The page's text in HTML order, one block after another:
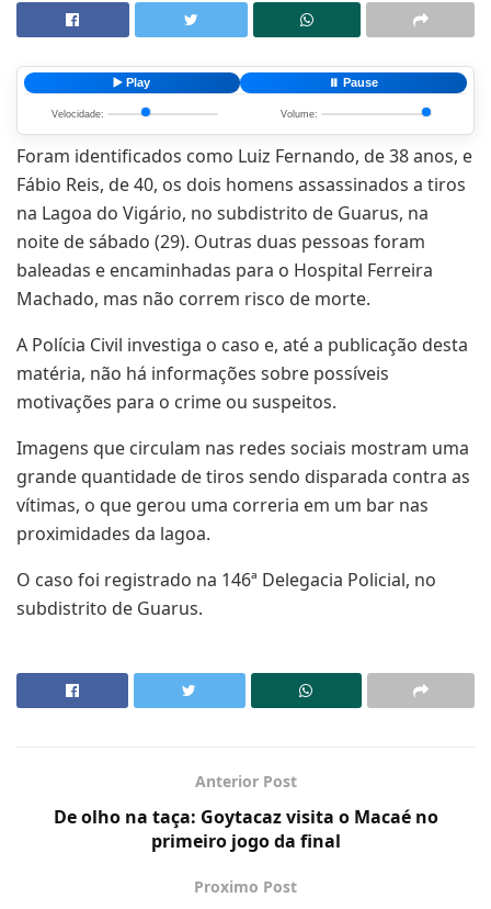
▶️ Play ⏸️ Pause
Velocidade: Volume:
Foram identificados como Luiz Fernando, de 38 anos, e
Fábio Reis, de 40, os dois homens assassinados a tiros
na Lagoa do Vigário, no subdistrito de Guarus, na
noite de sábado (29). Outras duas pessoas foram
baleadas e encaminhadas para o Hospital Ferreira
Machado, mas não correm risco de morte.
A Polícia Civil investiga o caso e, até a publicação desta
matéria, não há informações sobre possíveis
motivações para o crime ou suspeitos.
Imagens que circulam nas redes sociais mostram uma
grande quantidade de tiros sendo disparada contra as
vítimas, o que gerou uma correria em um bar nas
proximidades da lagoa.
O caso foi registrado na 146ª Delegacia Policial, no
subdistrito de Guarus.
Anterior Post
De olho na taça: Goytacaz visita o Macaé no
primeiro jogo da final
Proximo Post